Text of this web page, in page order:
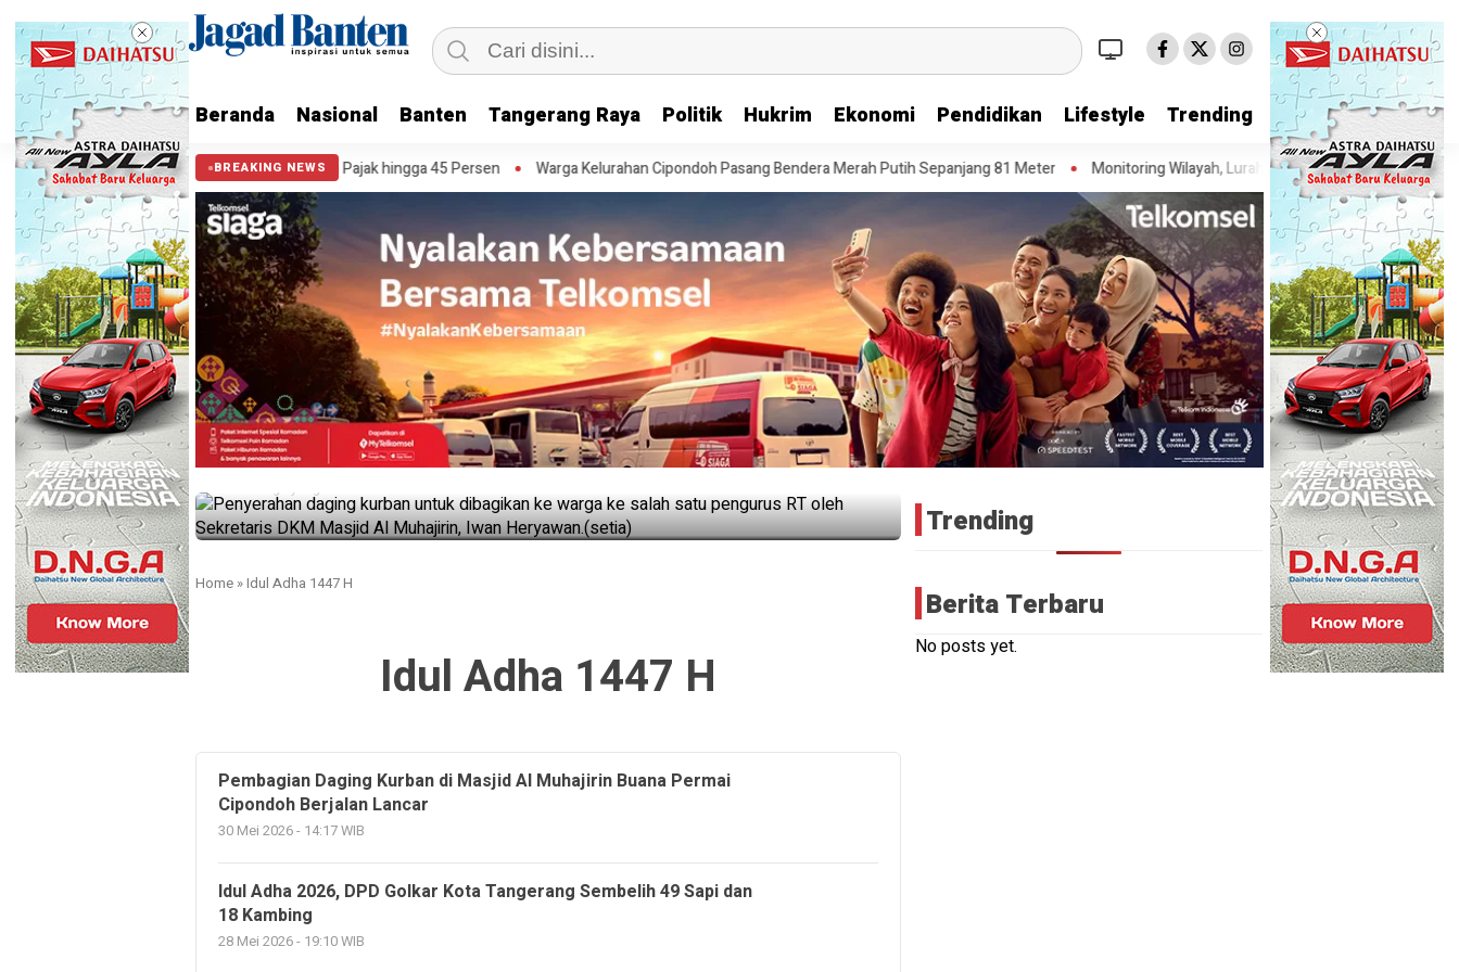
Beranda Nasional Banten Tangerang Raya Politik Hukrim Ekonomi Pendidikan Lifestyle Trending
BREAKING NEWS
Kota Tangerang Bisa Nikmati Diskon Pajak hingga 45 Persen Warga Kelurahan Cipondoh Pasang Bendera Merah Putih Sepanjang 81 Meter Monitoring Wilayah, Lurah Porisgaga Baru Imbau Warga Tidak
HEADLINE
Pembagian Daging Kurban di Masjid Al Muhajirin Buana Permai Cipondoh
Berjalan Lancar
HEADLINE
Idul Adha
2026, DPD
Golkar
Kota
Tangerang
Sembelih
49 Sapi
dan 18
Kambing
2 bulan ago
Home »Idul Adha 1447 H
Idul Adha 1447 H
Pembagian Daging Kurban di Masjid Al Muhajirin Buana Permai
Cipondoh Berjalan Lancar
30 Mei 2026 - 14:17 WIB
Idul Adha 2026, DPD Golkar Kota Tangerang Sembelih 49 Sapi dan
18 Kambing
28 Mei 2026 - 19:10 WIB
Trending
Berita Terbaru
No posts yet.